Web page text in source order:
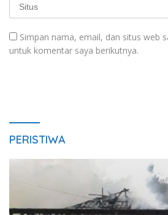
Simpan nama, email, dan situs web
untuk komentar saya berikutnya.
PERISTIWA